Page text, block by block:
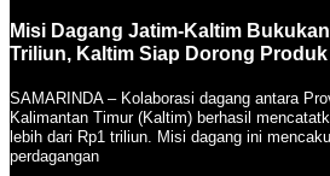
Misi Dagang Jatim-Kaltim
Triliun, Kaltim Siap Dorong Produk
SAMARINDA – Kolaborasi dagang antara
Kalimantan Timur (Kaltim) berhasil
lebih dari Rp1 triliun. Misi dagang ini
perdagangan